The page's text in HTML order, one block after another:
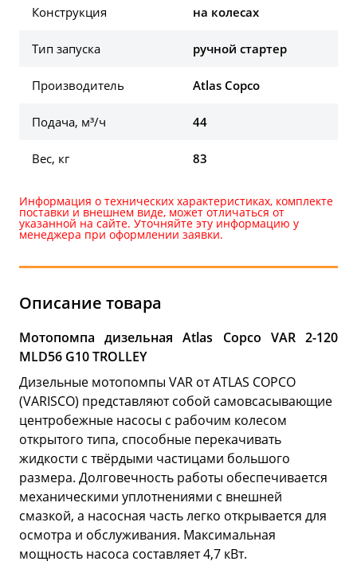
Конструкция на колесах
Тип запуска ручной стартер
Производитель Atlas Copco
Подача, м³/ч 44
Вес, кг 83
Информация о технических характеристиках, комплекте
поставки и внешнем виде, может отличаться от
указанной на сайте. Уточняйте эту информацию у
менеджера при оформлении заявки.
Описание товара
Мотопомпа дизельная Atlas Copco VAR 2-120
MLD56 G10 TROLLEY
Дизельные мотопомпы VAR от ATLAS COPCO
(VARISCO) представляют собой самовсасывающие
центробежные насосы с рабочим колесом
открытого типа, способные перекачивать
жидкости с твёрдыми частицами большого
размера. Долговечность работы обеспечивается
механическими уплотнениями с внешней
смазкой, а насосная часть легко открывается для
осмотра и обслуживания. Максимальная
мощность насоса составляет 4,7 кВт.